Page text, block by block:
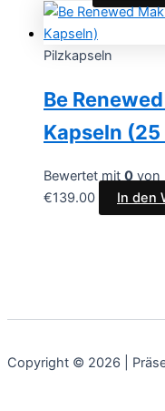
Pilzkapseln
Be
Kapseln
Bewertet mit 0 von
€139.00 In den
Copyright © 2026 |